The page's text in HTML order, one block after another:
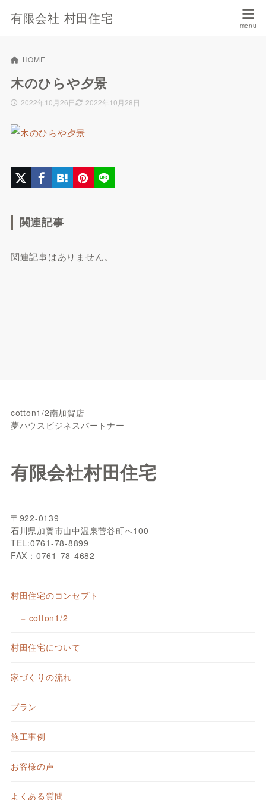
有限会社 村田住宅
HOME
木のひらや夕景
2022年10月26日 2022年10月28日
関連記事
関連記事はありません。
cotton1/2南加賀店
夢ハウスビジネスパートナー
有限会社村田住宅
〒922-0139
石川県加賀市山中温泉菅谷町へ100
TEL:0761-78-8899
FAX：0761-78-4682
村田住宅のコンセプト
cotton1/2
村田住宅について
家づくりの流れ
プラン
施工事例
お客様の声
よくある質問